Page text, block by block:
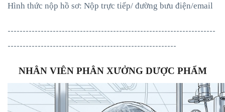
Hình thức nộp hồ sơ: Nộp trực tiếp/ đường bưu điện/email
---------------------------------------------------------------------
--------------------------------------------------------
NHÂN VIÊN PHÂN XƯỞNG DƯỢC PHẨM